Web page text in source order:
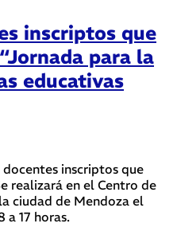
inscriptos que
para la
educativas
inscriptos que
realizará en el Centro de
ciudad de Mendoza el
a 17 horas.